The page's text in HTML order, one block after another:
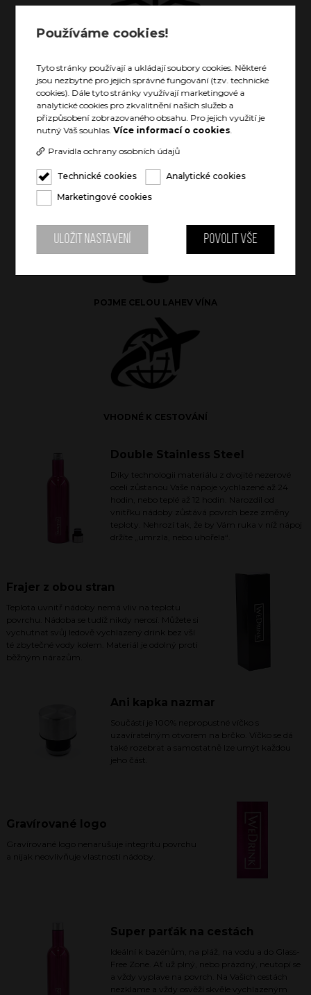
Používáme cookies!
Tyto stránky používají a ukládají soubory cookies. Některé
jsou nezbytné pro jejich správné fungování (tzv. technické
cookies). Dále tyto stránky využívají marketingové a
analytické cookies pro zkvalitnění našich služeb a
přizpůsobení zobrazovaného obsahu. Pro jejich využití je
nutný Váš souhlas.Více informací o cookies.
Pravidla ochrany osobních údajů
Technické cookies
Analytické cookies
Marketingové cookies
Uložit nastavení Povolit vše
VYCHLAZENÝ NÁPOJ AŽ 24 HODIN
POJME CELOU LAHEV VÍNA
VHODNÉ K CESTOVÁNÍ
Double Stainless Steel
Díky technologii materiálu z dvojité nezerové
oceli zůstanou Vaše nápoje vychlazené až 24
hodin, nebo teplé až 12 hodin. Narozdíl od
vnitřku nádoby zůstává povrch beze změny
teploty. Nehrozí tak, že by Vám ruka v níž nápoj
držíte „umrzla, nebo uhořela“.
Frajer z obou stran
Teplota uvnitř nádoby nemá vliv na teplotu
povrchu. Nádoba se tudíž nikdy nerosí. Můžete si
vychutnat svůj ledově vychlazený drink bez vší
té zbytečné vody kolem. Materiál je odolný proti
běžným nárazům.
Ani kapka nazmar
Součástí je 100% nepropustné víčko s
uzavíratelným otvorem na brčko. Víčko se dá
také rozebrat a samostatně lze umýt každou
jeho část.
Gravírované logo
Gravírované logo nenarušuje integritu povrchu
a nijak neovlivňuje vlastnosti nádoby.
Super parťák na cestách
Ideální k bazénům, na pláž, na vodu a do Glass-
Free Zone. Ať už plný, nebo prázdný, neutopí se
a vždy vyplave na povrch. Na Vašich cestách
nezklame a vždy osvěží skvěle vychlazeným